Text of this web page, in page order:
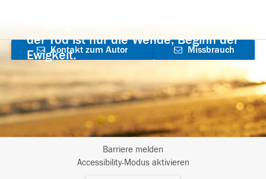
der Tod ist nur die Wende, Beginn der
Ewigkeit.
Kontakt zum Autor
aufnehmen
Missbrauch
Barriere melden
Accessibility-Modus aktivieren